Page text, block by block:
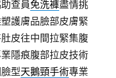
查員免洗褲盡情挑
護膚品臉部皮膚緊
皮往中間拉緊集腹
隱痕腹部拉皮技術
型天鵝頸手術專業